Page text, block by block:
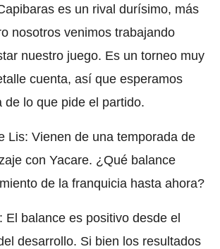
es un rival durísimo, más
nosotros venimos trabajando
nuestro juego. Es un torneo muy
cuenta, así que esperamos
de lo que pide el partido.
Lis: Vienen de una temporada de
con Yacare. ¿Qué balance
de la franquicia hasta ahora?
El balance es positivo desde el
desarrollo. Si bien los resultados